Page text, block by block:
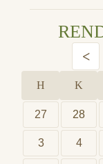
<
H K
27 28
3 4